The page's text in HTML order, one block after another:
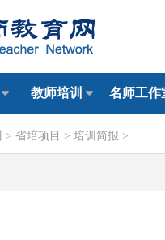
教师培训 名师工作
> 省培项目 > 培训简报 >